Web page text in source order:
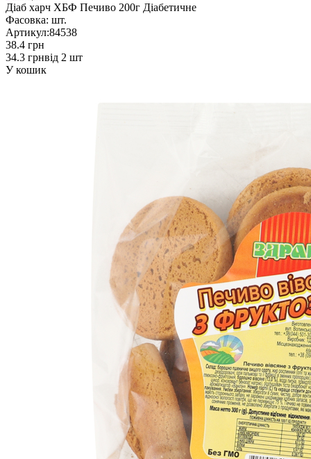
Діаб харч ХБФ Печиво 200г Діабетичне
Фасовка: шт.
Артикул:84538
38.4 грн
34.3 грнвід 2 шт
У кошик